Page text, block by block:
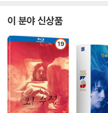
해결됩니다.
3) 일부 PC 연결형 ODD의 경우 호
생이 불가능한 경우가 있습니다. 독
며, ODD 사용으로 인한 재생 불량
생할 수 있음을 알려드립니다.
※ 디스크 외관 불량
디스크에 미세한 잔 흠집이 남아있
이 분야 신상품
19